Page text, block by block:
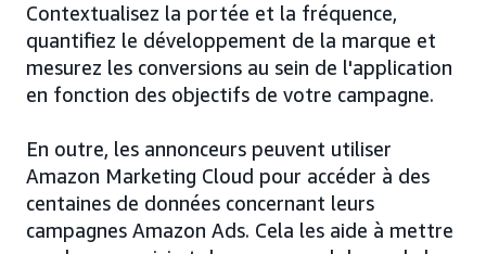
Contextualisez la portée et la fréquence,
quantifiez le développement de la marque et
mesurez les conversions au sein de l'application
en fonction des objectifs de votre campagne.
En outre, les annonceurs peuvent utiliser
Amazon Marketing Cloud pour accéder à des
centaines de données concernant leurs
campagnes Amazon Ads. Cela les aide à mettre